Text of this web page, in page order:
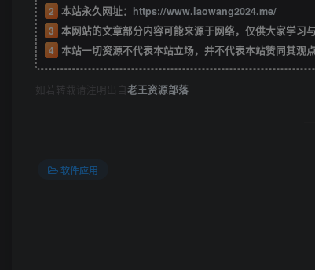
2 本站永久网址： https://www.laowang2024.me/
3 本网站的文章部分内容可能来源于网络，仅供大家学
4 本站一切资源不代表本站立场，并不代表本站赞同其观
如若转载请注明出自老王资源部落
软件应用